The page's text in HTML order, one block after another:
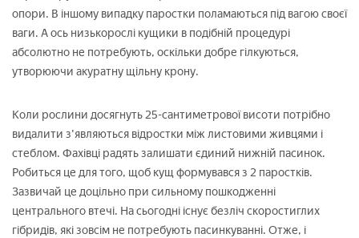
опори. В іншому випадку паростки поламаються під вагою своєї
ваги. А ось низькорослі кущики в подібній процедурі
абсолютно не потребують, оскільки добре гілкуються,
утворюючи акуратну щільну крону.
Коли рослини досягнуть 25-сантиметрової висоти потрібно
видалити з'являються відростки між листовими живцями і
стеблом. Фахівці радять залишати єдиний нижній пасинок.
Робиться це для того, щоб кущ формувався з 2 паростків.
Зазвичай це доцільно при сильному пошкодженні
центрального втечі. На сьогодні існує безліч скоростиглих
гібридів, які зовсім не потребують пасинкуванні. Отже, і